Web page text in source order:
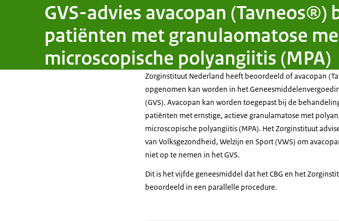
GVS-advies avacopan
patiënten met granulaomatose
microscopische polyangiitis (MPA)
Zorginstituut Nederland heeft beoordeeld of avacopan
opgenomen kan worden in het
(GVS). Avacopan kan worden toegepast bij de
patiënten met ernstige, actieve granulamatose met
microscopische polyangiitis (MPA). Het Zorginstituut
van Volksgezondheid, Welzijn en Sport (VWS) om
niet op te nemen in het GVS.
Dit is het vijfde geneesmiddel dat het CBG en het
beoordeeld in een parallelle procedure.